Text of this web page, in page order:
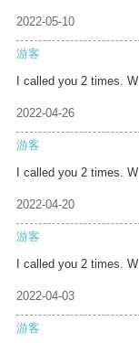
2022-05-10
游客
I called you 2 times. W
2022-04-26
游客
I called you 2 times. W
2022-04-20
游客
I called you 2 times. W
2022-04-03
游客